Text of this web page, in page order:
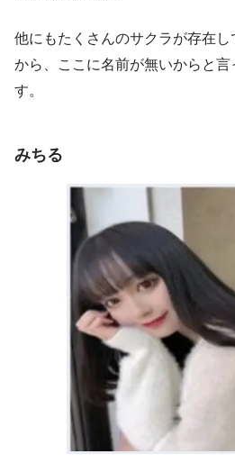
他にもたくさんのサクラが存在
から、ここに名前が無いからと
す。
みちる